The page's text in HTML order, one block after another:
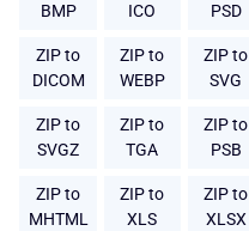
BMP
ICO
PSD
ZIP to
DICOM
ZIP to
WEBP
ZIP to
SVG
ZIP to
SVGZ
ZIP to
TGA
ZIP to
PSB
ZIP to
MHTML
ZIP to
XLS
ZIP to
XLSX